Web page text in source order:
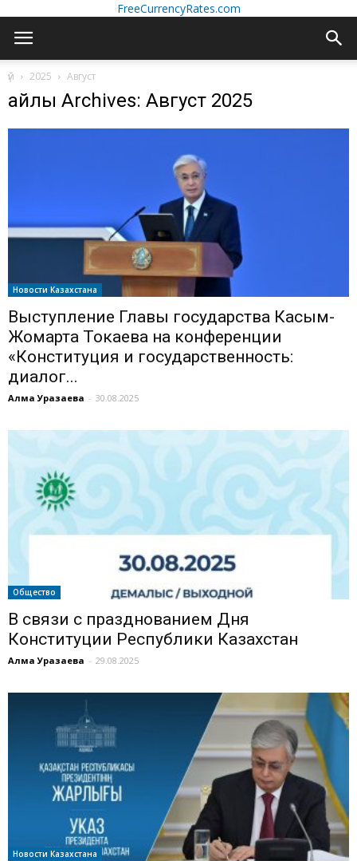
FreeCurrencyRates.com
үй 2025 Август
айлық Archives: Август 2025
Новости Казахстана
Выступление Главы государства Касым-
Жомарта Токаева на конференции
«Конституция и государственность:
диалог...
Алма Уразаева - 30.08.2025
Общество
В связи с празднованием Дня
Конституции Республики Казахстан
Алма Уразаева - 29.08.2025
Новости Казахстана